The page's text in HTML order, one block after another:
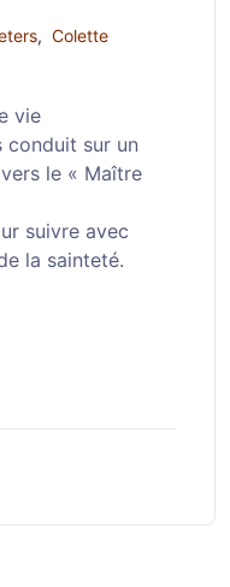
, Colette
vie
conduit sur un
le « Maître
suivre avec
la sainteté.